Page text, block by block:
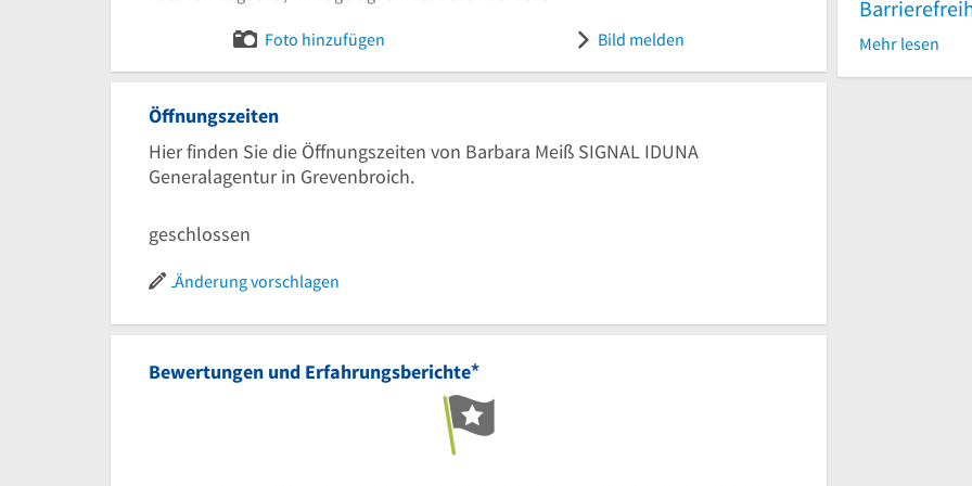
Foto hinzufügen Bild melden
Öffnungszeiten
Hier finden Sie die Öffnungszeiten von Barbara Meiß SIGNAL IDUNA
Generalagentur in Grevenbroich.
geschlossen
Änderung vorschlagen
Bewertungen und Erfahrungsberichte*
Mehr lesen